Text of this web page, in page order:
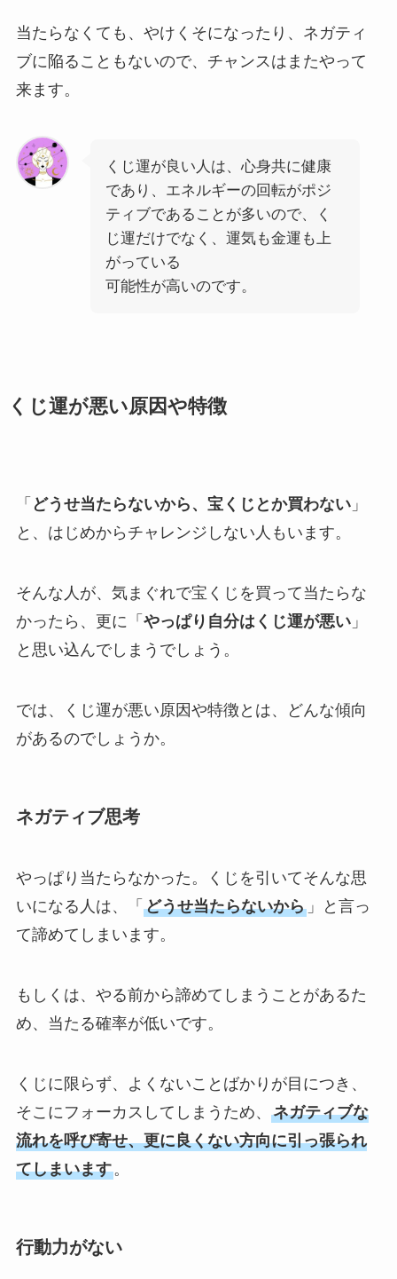
当たらなくても、やけくそになったり、ネガティ
ブに陥ることもないので、チャンスはまたやって
来ます。
くじ運が良い人は、心身共に健康
であり、エネルギーの回転がポジ
ティブであることが多いので、く
じ運だけでなく、運気も金運も上
がっている
可能性が高いのです。
くじ運が悪い原因や特徴
「 どうせ当たらないから、宝くじとか買わない」
と、はじめからチャレンジしない人もいます。
そんな人が、気まぐれで宝くじを買って当たらな
かったら、更に「 やっぱり自分はくじ運が悪い」
と思い込んでしまうでしょう。
では、くじ運が悪い原因や特徴とは、どんな傾向
があるのでしょうか。
ネガティブ思考
やっぱり当たらなかった。くじを引いてそんな思
いになる人は、「 どうせ当たらないから」と言っ
て諦めてしまいます。
もしくは、やる前から諦めてしまうことがあるた
め、当たる確率が低いです。
くじに限らず、よくないことばかりが目につき、
そこにフォーカスしてしまうため、 ネガティブな
流れを呼び寄せ、更に良くない方向に引っ張られ
てしまいます。
行動力がない